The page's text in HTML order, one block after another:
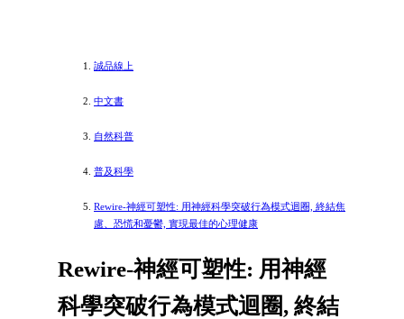
誠品線上
中文書
自然科普
普及科學
Rewire-神經可塑性: 用神經科學突破行為模式迴圈, 終結焦
慮、恐慌和憂鬱, 實現最佳的心理健康
Rewire-神經可塑性: 用神經
科學突破行為模式迴圈, 終結